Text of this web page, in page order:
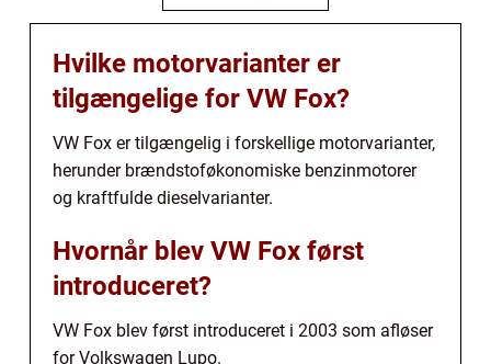
Hvilke motorvarianter er
tilgængelige for VW Fox?
VW Fox er tilgængelig i forskellige motorvarianter,
herunder brændstoføkonomiske benzinmotorer
og kraftfulde dieselvarianter.
Hvornår blev VW Fox først
introduceret?
VW Fox blev først introduceret i 2003 som afløser
for Volkswagen Lupo.